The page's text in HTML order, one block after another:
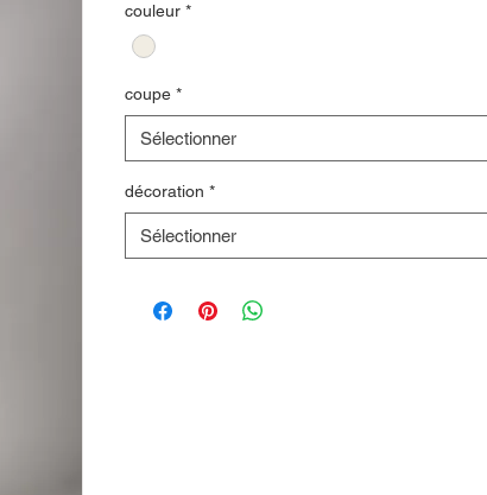
couleur *
coupe *
Sélectionner
décoration *
Sélectionner